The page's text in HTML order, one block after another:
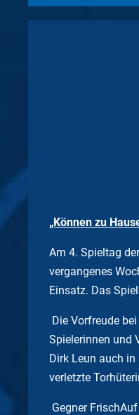
„Können zu
Am 4. Spieltag
vergangenes
Einsatz. Das
Die Vorfreude
Spielerinnen und
Dirk Leun auch
verletzte
Gegner